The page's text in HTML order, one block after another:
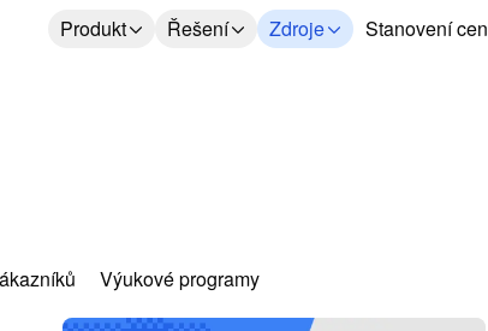
Produkt Řešení Zdroje Stanovení cen
Výukové programy